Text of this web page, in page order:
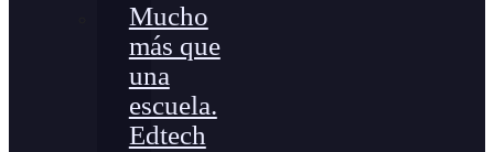
Mucho
más que
una
escuela.
Edtech